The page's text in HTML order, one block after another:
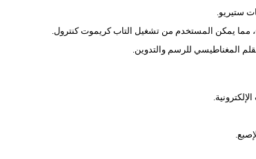
مما يمكن المستخدم من تشغيل التاب كريموت كنترول.